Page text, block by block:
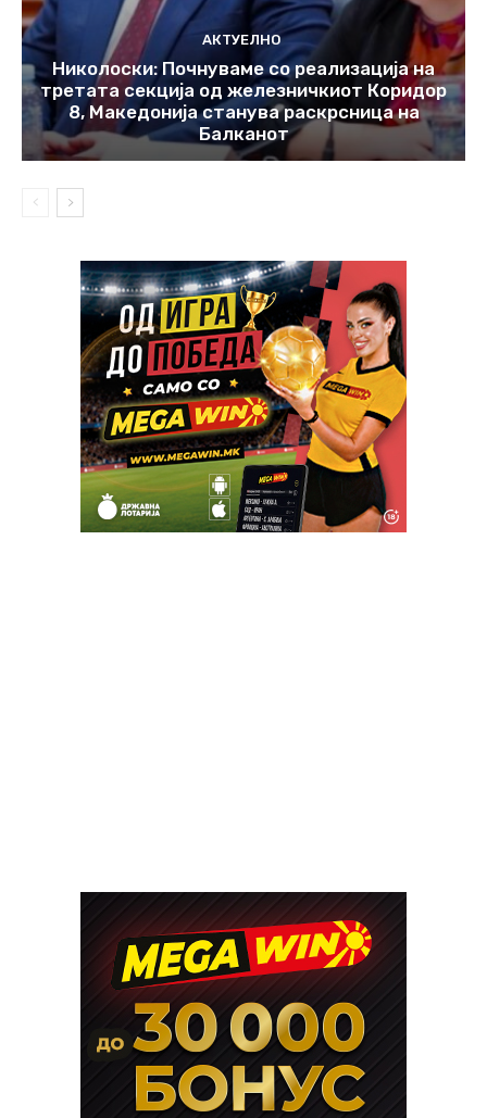
АКТУЕЛНО
Николоски: Почнуваме со реализација на
третата секција од железничкиот Коридор
8, Македонија станува раскрсница на
Балканот